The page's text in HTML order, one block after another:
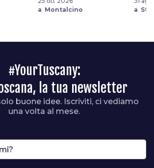
a Montalcino
a
#YourTuscany:
la tua newsletter
buone idee. Iscriviti, ci vediamo
una volta al mese.